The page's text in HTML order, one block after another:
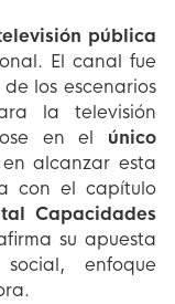
pública
El canal fue
de los escenarios
la televisión
en el único
alcanzar esta
con el capítulo
Capacidades
su apuesta
enfoque